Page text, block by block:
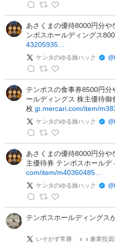
稿
旅
ハ
ッ
稿
ケ
ン
タ
旅
ハ
ッ
稿
ケ
ン
タ
旅
ハ
ッ
稿
あさくまの優待8000円分
ンポスホールディングス
43205935…
ケンタのゆる旅ハック @
ケ
ン
タ
旅
ハ
ッ
テンポスの食事券8500円
ールディングス 株主優待
枚 jp.mercari.com/item/
ケンタのゆる旅ハック @
ケ
ン
タ
あさくまの優待8000円分
主優待券 テンポスホールデ
com/item/m40360485…
ケンタのゆる旅ハック @
テンポスホールディングス
いそがず常勝 ｘｘ兼業投資